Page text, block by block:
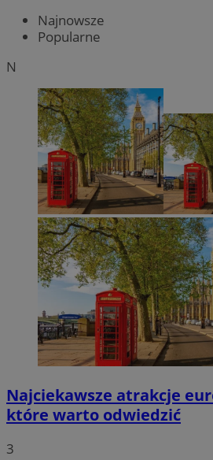
Najnowsze
Popularne
N
Najciekawsze atrakcje
które warto odwiedzić
3